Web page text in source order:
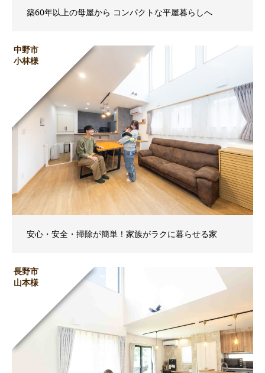
築60年以上の母屋から コンパクトな平屋暮らしへ
中野市
小林様
安心・安全・掃除が簡単！家族がラクに暮らせる家
長野市
山本様